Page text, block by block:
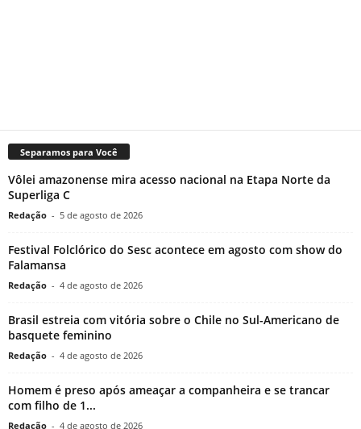
Separamos para Você
Vôlei amazonense mira acesso nacional na Etapa Norte da
Superliga C
Redação - 5 de agosto de 2026
Festival Folclórico do Sesc acontece em agosto com show do
Falamansa
Redação - 4 de agosto de 2026
Brasil estreia com vitória sobre o Chile no Sul-Americano de
basquete feminino
Redação - 4 de agosto de 2026
Homem é preso após ameaçar a companheira e se trancar
com filho de 1...
Redação - 4 de agosto de 2026